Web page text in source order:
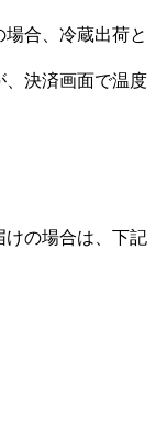
合、冷蔵出荷と
、決済画面で温度
の場合は、下記